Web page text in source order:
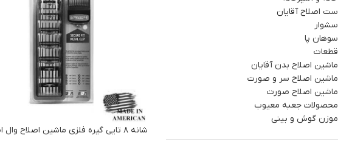
ست اصلاح آقایان
سشوار
سوهان پا
قطعات
ماشین اصلاح بدن آقایان
ماشین اصلاح سر و صورت
ماشین اصلاح صورت
محصولات جعبه معیوب
موزن گوش و بینی
شانه ۸ تایی گیره فلزی ماشین اصلاح وال اصلی